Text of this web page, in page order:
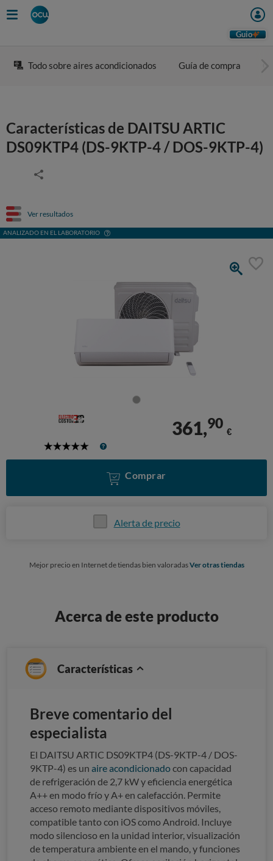
Guio
Todo sobre aires acondicionados Guía de compra
Características de DAITSU ARTIC
DS09KTP4 (DS-9KTP-4 / DOS-9KTP-4)
Ver resultados
ANALIZADO EN EL LABORATORIO
5
361,90
€
Comprar
Alerta de precio
Mejor precio en Internet de tiendas bien valoradasVer otras tiendas
Acerca de este producto
Características
Breve comentario del
especialista
El DAITSU ARTIC DS09KTP4 (DS-9KTP-4 / DOS-
9KTP-4) es un aire acondicionadocon capacidad
de refrigeración de 2,7 kW y eficiencia energética
A++ en modo frío y A+ en calefacción. Permite
acceso remoto mediante dispositivos móviles,
compatible tanto con iOS como Android. Incluye
modo silencioso en la unidad interior, visualización
de temperatura ambiente en el mando, y funciones